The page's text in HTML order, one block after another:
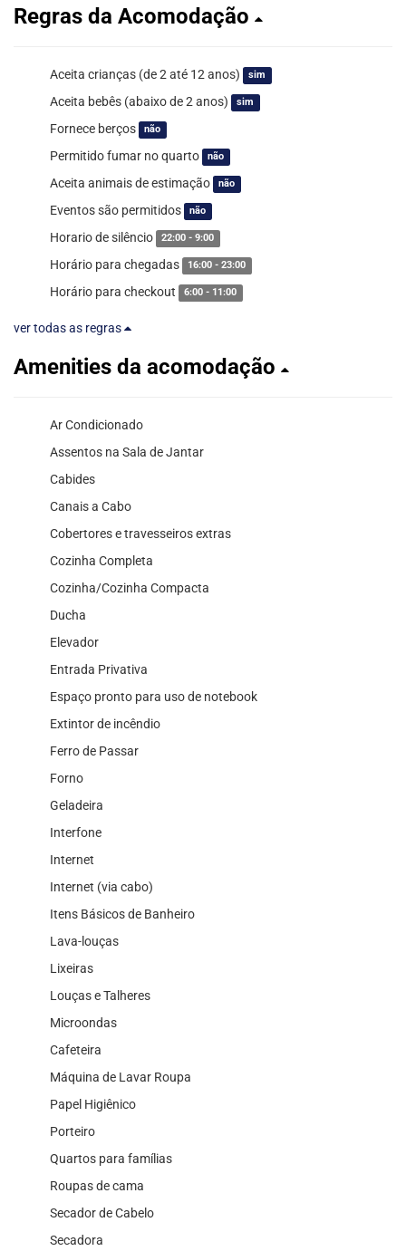
Regras da Acomodação
Aceita crianças (de 2 até 12 anos) sim
Aceita bebês (abaixo de 2 anos) sim
Fornece berços não
Permitido fumar no quarto não
Aceita animais de estimação não
Eventos são permitidos não
Horario de silêncio 22:00 - 9:00
Horário para chegadas 16:00 - 23:00
Horário para checkout 6:00 - 11:00
ver todas as regras
Amenities da acomodação
Ar Condicionado
Assentos na Sala de Jantar
Cabides
Canais a Cabo
Cobertores e travesseiros extras
Cozinha Completa
Cozinha/Cozinha Compacta
Ducha
Elevador
Entrada Privativa
Espaço pronto para uso de notebook
Extintor de incêndio
Ferro de Passar
Forno
Geladeira
Interfone
Internet
Internet (via cabo)
Itens Básicos de Banheiro
Lava-louças
Lixeiras
Louças e Talheres
Microondas
Cafeteira
Máquina de Lavar Roupa
Papel Higiênico
Porteiro
Quartos para famílias
Roupas de cama
Secador de Cabelo
Secadora